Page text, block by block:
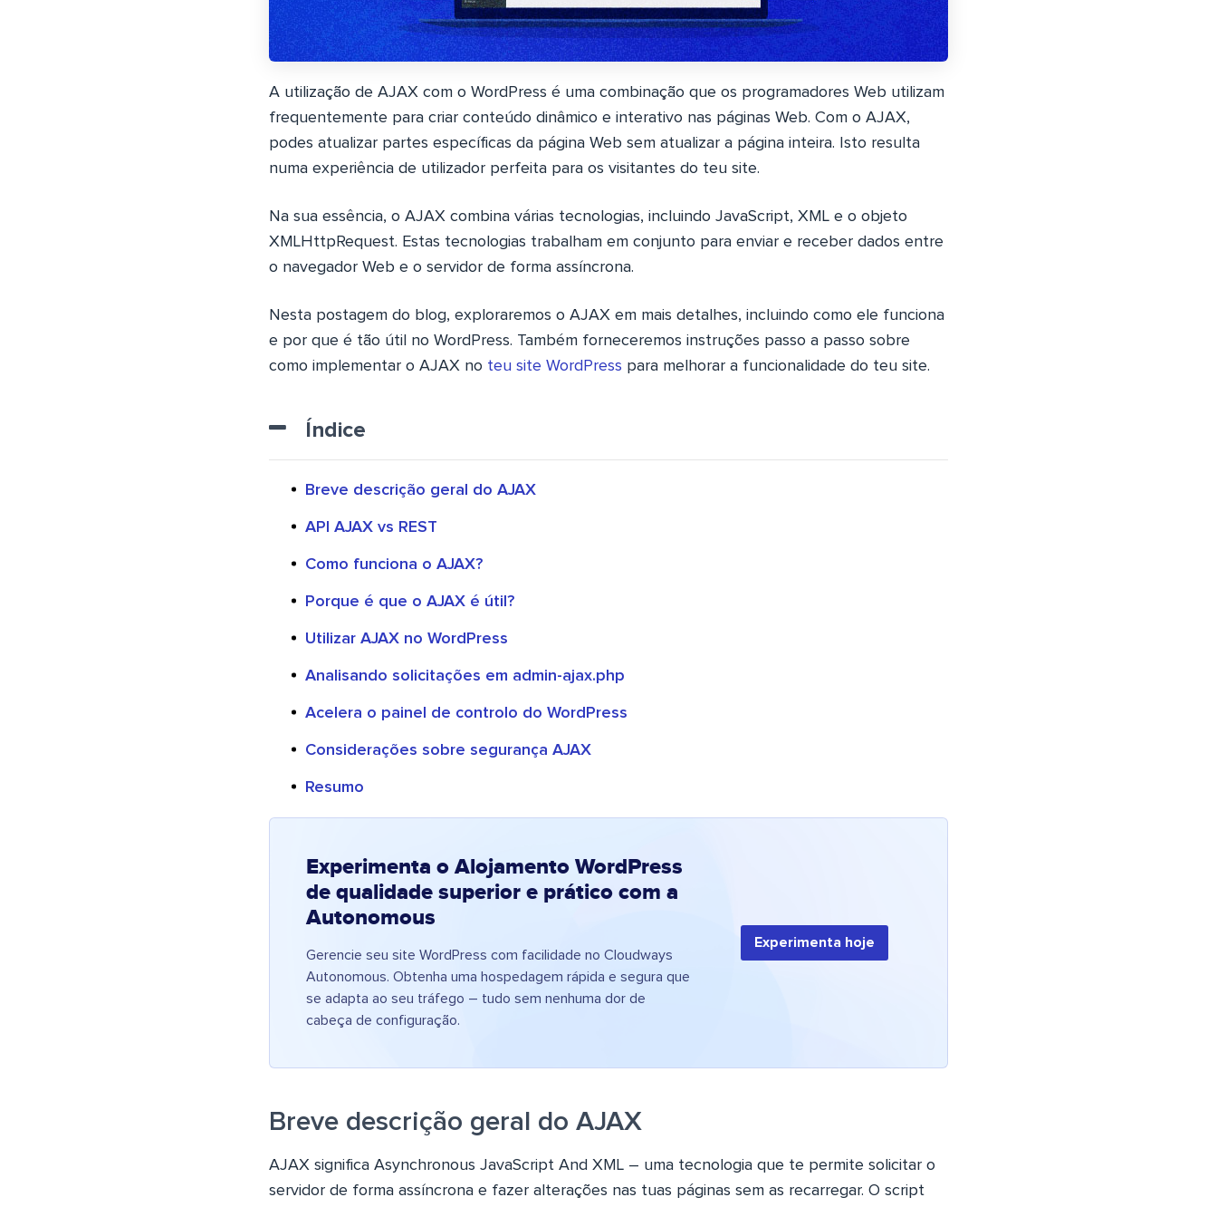
A utilização de AJAX com o WordPress é uma combinação que os programadores Web utilizam
frequentemente para criar conteúdo dinâmico e interativo nas páginas Web. Com o AJAX,
podes atualizar partes específicas da página Web sem atualizar a página inteira. Isto resulta
numa experiência de utilizador perfeita para os visitantes do teu site.
Na sua essência, o AJAX combina várias tecnologias, incluindo JavaScript, XML e o objeto
XMLHttpRequest. Estas tecnologias trabalham em conjunto para enviar e receber dados entre
o navegador Web e o servidor de forma assíncrona.
Nesta postagem do blog, exploraremos o AJAX em mais detalhes, incluindo como ele funciona
e por que é tão útil no WordPress. Também forneceremos instruções passo a passo sobre
como implementar o AJAX no teu site WordPress para melhorar a funcionalidade do teu site.
Índice
Breve descrição geral do AJAX
API AJAX vs REST
Como funciona o AJAX?
Porque é que o AJAX é útil?
Utilizar AJAX no WordPress
Analisando solicitações em admin-ajax.php
Acelera o painel de controlo do WordPress
Considerações sobre segurança AJAX
Resumo
Experimenta o Alojamento WordPress
de qualidade superior e prático com a
Autonomous
Gerencie seu site WordPress com facilidade no Cloudways
Autonomous. Obtenha uma hospedagem rápida e segura que
se adapta ao seu tráfego – tudo sem nenhuma dor de
cabeça de configuração.
Experimenta hoje
Breve descrição geral do AJAX
AJAX significa Asynchronous JavaScript And XML – uma tecnologia que te permite solicitar o
servidor de forma assíncrona e fazer alterações nas tuas páginas sem as recarregar. O script